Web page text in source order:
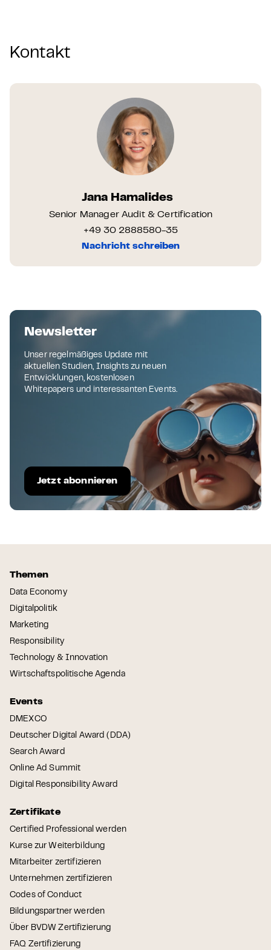
Kontakt
Jana Hamalides
Senior Manager Audit & Certification
+49 30 2888580-35
Nachricht schreiben
Newsletter
Unser regelmäßiges Update mit
aktuellen Studien, Insights zu neuen
Entwicklungen, kostenlosen
Whitepapers und interessanten Events.
Jetzt abonnieren
Themen
Data Economy
Digitalpolitik
Marketing
Responsibility
Technology & Innovation
Wirtschaftspolitische Agenda
Events
DMEXCO
Deutscher Digital Award (DDA)
Search Award
Online Ad Summit
Digital Responsibility Award
Zertifikate
Certified Professional werden
Kurse zur Weiterbildung
Mitarbeiter zertifizieren
Unternehmen zertifizieren
Codes of Conduct
Bildungspartner werden
Über BVDW Zertifizierung
FAQ Zertifizierung